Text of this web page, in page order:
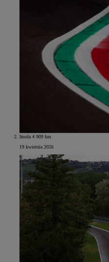
Imola 4 909 km
19 kwietnia 2026